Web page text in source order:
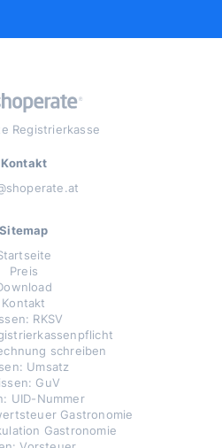
Registrierkasse
Kontakt
Sitemap
Preis
Kontakt
RKSV
schreiben
Umsatz
GuV
UID-Nummer
Gastronomie
Gastronomie